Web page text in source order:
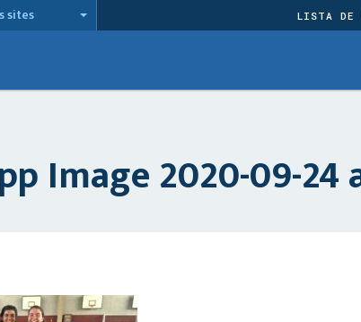
sites LISTA DE
Image 2020-09-24